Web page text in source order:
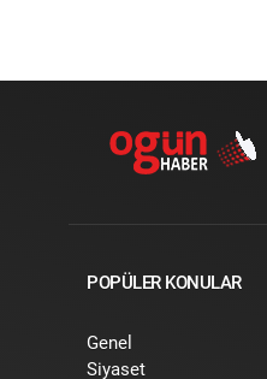
POPÜLER KONULAR
Genel
Siyaset